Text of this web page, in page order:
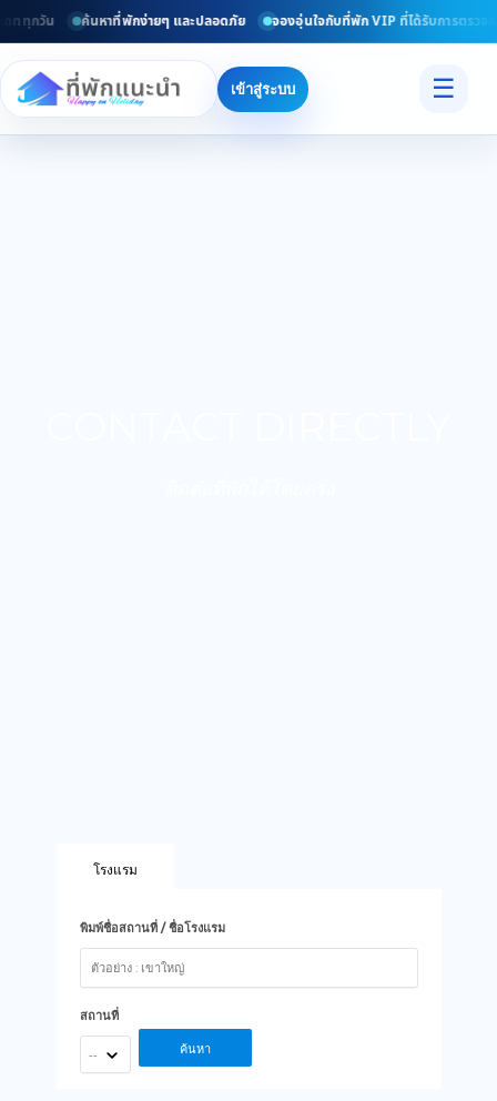
ททุกวัน ค้นหาที่พักง่ายๆ และปลอดภัย จองอุ่นใจกับที่พัก VIP ที่ได้รับการตรวจส
เข้าสู่ระบบ ☰
โรงแรม
พิมพ์ชื่อสถานที่ / ชื่อโรงแรม
สถานที่
-- ค้นหา